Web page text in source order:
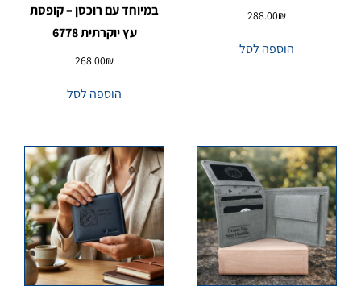
288.00₪
הוספה לסל
במיוחד עם רוכסן – קופסת
עץ יוקרתית 6778
268.00₪
הוספה לסל